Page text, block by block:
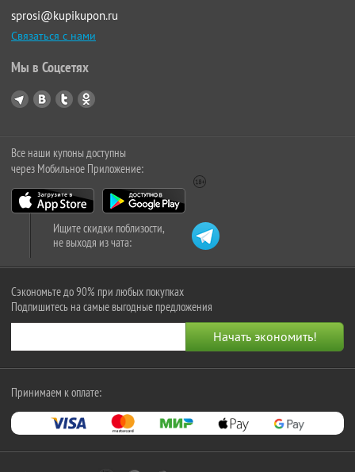
sprosi@kupikupon.ru
Связаться с нами
Мы в Соцсетях
Все наши купоны доступны
через Мобильное Приложение:
Ищите скидки поблизости,
не выходя из чата:
Сэкономьте до 90% при любых покупках
Подпишитесь на самые выгодные предложения
Принимаем к оплате: